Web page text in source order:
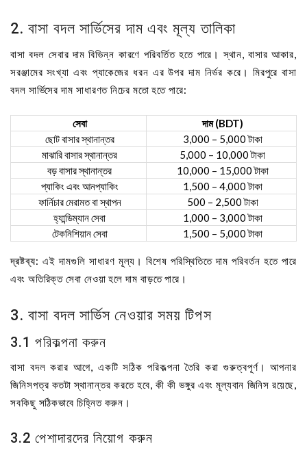
2. বাসা বদল সার্ভিসের দাম এবং মূল্য তালিকা
বাসা বদল সেবার দাম বিভিন্ন কারণে পরিবর্তিত হতে পারে। স্থান, বাসার আকার,
সরঞ্জামের সংখ্যা এবং প্যাকেজের ধরন এর উপর দাম নির্ভর করে। মিরপুরে বাসা
বদল সার্ভিসের দাম সাধারণত নিচের মতো হতে পারে:
সেবা
দাম (BDT)
ছোট বাসার স্থানান্তর
3,000 – 5,000 টাকা
মাঝারি বাসার স্থানান্তর
5,000 – 10,000 টাকা
বড় বাসার স্থানান্তর
10,000 – 15,000 টাকা
প্যাকিং এবং আনপ্যাকিং
1,500 – 4,000 টাকা
ফার্নিচার মেরামত বা স্থাপন
500 – 2,500 টাকা
হ্যান্ডিম্যান সেবা
1,000 – 3,000 টাকা
টেকনিশিয়ান সেবা
1,500 – 5,000 টাকা
দ্রষ্টব্য: এই দামগুলি সাধারণ মূল্য। বিশেষ পরিস্থিতিতে দাম পরিবর্তন হতে পারে
এবং অতিরিক্ত সেবা নেওয়া হলে দাম বাড়তে পারে।
3. বাসা বদল সার্ভিস নেওয়ার সময় টিপস
3.1 পরিকল্পনা করুন
বাসা বদল করার আগে, একটি সঠিক পরিকল্পনা তৈরি করা গুরুত্বপূর্ণ। আপনার
জিনিসপত্র কতটা স্থানান্তর করতে হবে, কী কী ভঙ্গুর এবং মূল্যবান জিনিস রয়েছে,
সবকিছু সঠিকভাবে চিহ্নিত করুন।
3.2 পেশাদারদের নিয়োগ করুন